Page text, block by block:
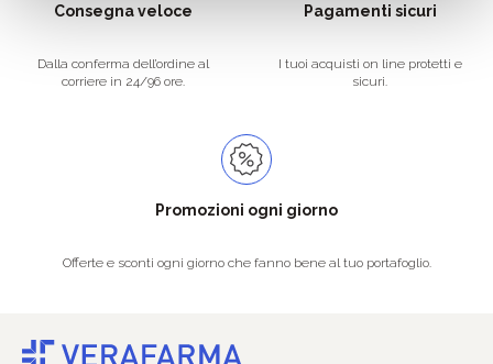
Consegna veloce
Dalla conferma dell’ordine al
corriere in 24/96 ore.
Pagamenti sicuri
I tuoi acquisti on line protetti e
sicuri.
Promozioni ogni giorno
Offerte e sconti ogni giorno che fanno bene al tuo portafoglio.